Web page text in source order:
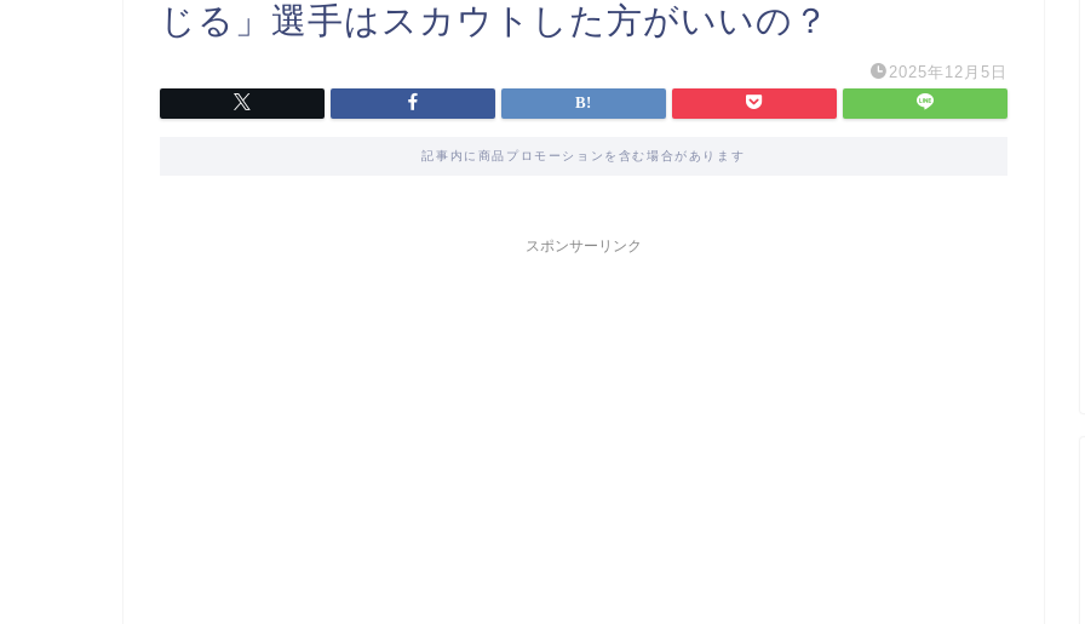
じる」選手はスカウトした方がいいの？
2025年12月5日
記事内に商品プロモーションを含む場合があります
スポンサーリンク